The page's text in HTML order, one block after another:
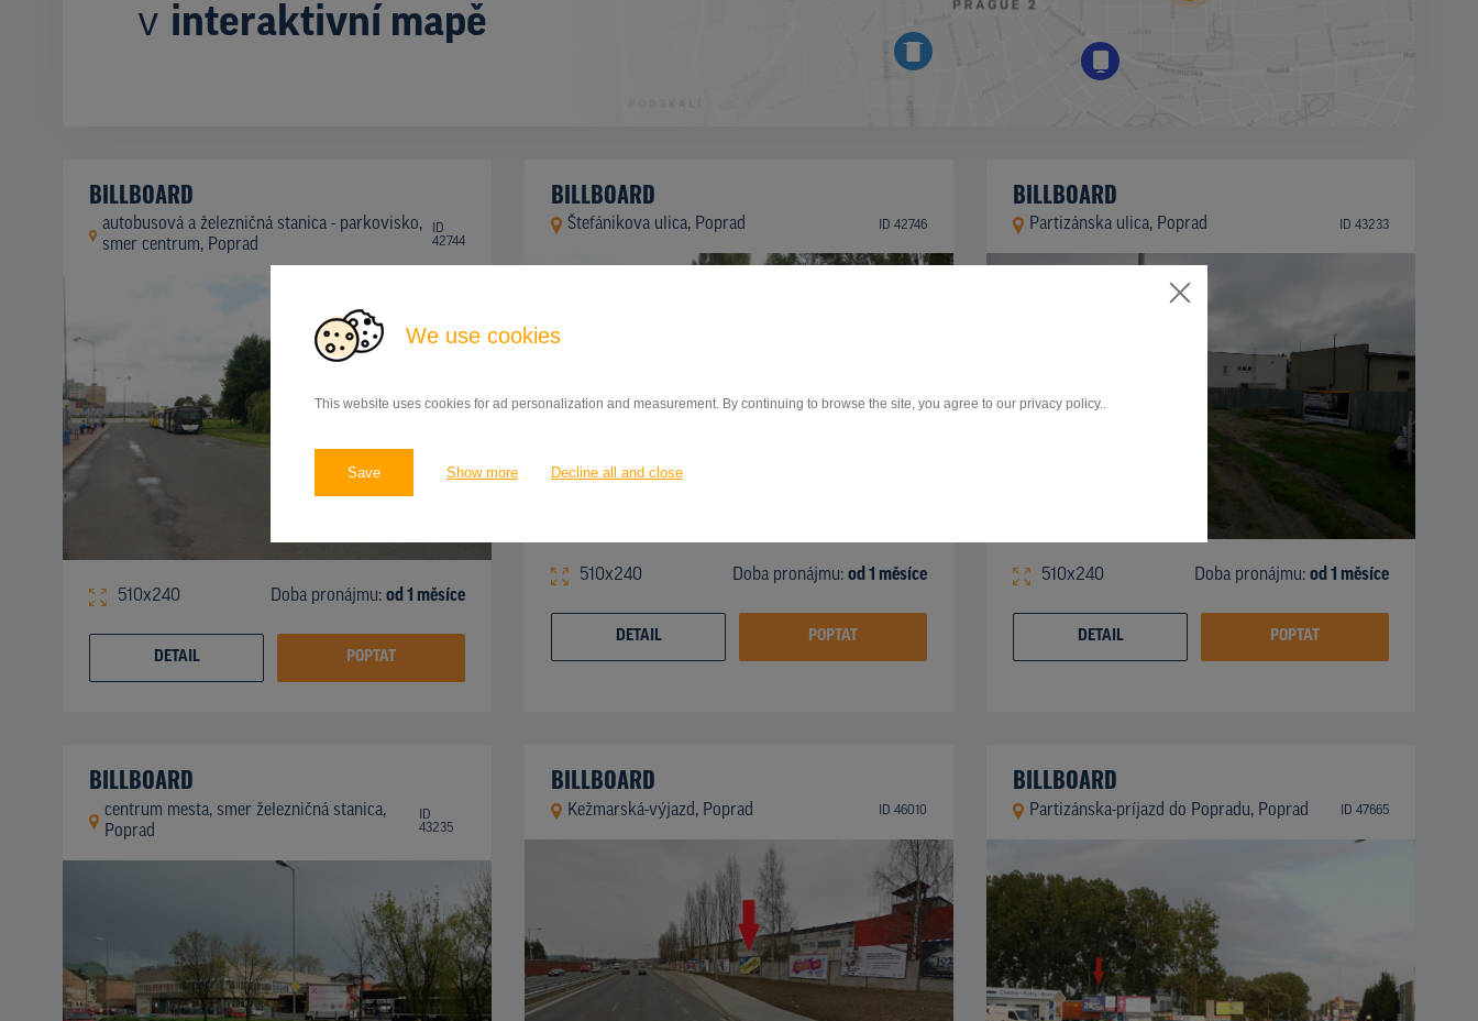
We use cookies
This website uses cookies for ad personalization and measurement. By continuing to browse the site, you agree to our privacy policy..
Save Show more Decline all and close
v interaktivní mapě
BILLBOARD
autobusová a železničná stanica - parkovisko,
smer centrum, Poprad
ID
42744
510x240 Doba pronájmu: od 1 měsíce
DETAIL POPTAT
BILLBOARD
Štefánikova ulica, Poprad ID 42746
510x240 Doba pronájmu: od 1 měsíce
DETAIL POPTAT
BILLBOARD
Partizánska ulica, Poprad ID 43233
510x240 Doba pronájmu: od 1 měsíce
DETAIL POPTAT
BILLBOARD
centrum mesta, smer železničná stanica,
Poprad
ID
43235
BILLBOARD
Kežmarská-výjazd, Poprad ID 46010
BILLBOARD
Partizánska-príjazd do Popradu, Poprad ID 47665